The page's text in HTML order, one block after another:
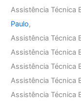
Assistência Técnica
Paulo,
Assistência Técnica
Assistência Técnica
Assistência Técnica
Assistência Técnica
Assistência Técnica